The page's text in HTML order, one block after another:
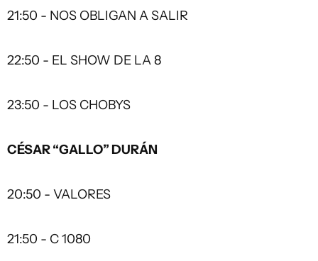
21:50 - NOS OBLIGAN A SALIR
22:50 - EL SHOW DE LA 8
23:50 - LOS CHOBYS
CÉSAR “GALLO” DURÁN
20:50 - VALORES
21:50 - C 1080